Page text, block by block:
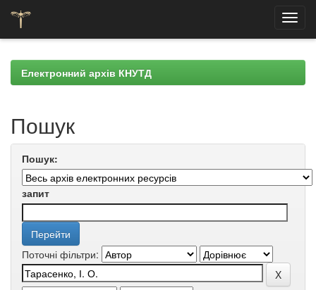
navigationЕлектронний архів КНУТД
Пошук
Пошук:
запит
Поточні фільтри: